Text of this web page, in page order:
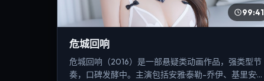
99:41
危城回响
危城回响（2016）是一部悬疑类动画作品，强类型节
奏，口碑发酵中。主演包括安雅·泰勒-乔伊、基里安·